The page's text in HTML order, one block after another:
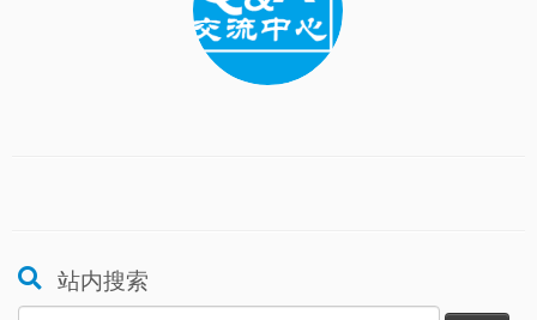
站内搜索